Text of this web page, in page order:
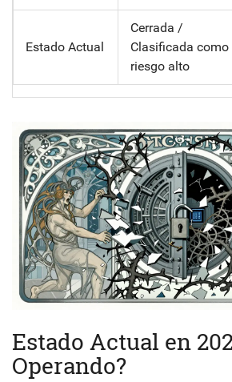
Estado Actual
Cerrada /
Clasificada como
riesgo alto
Estado Actual en
Operando?